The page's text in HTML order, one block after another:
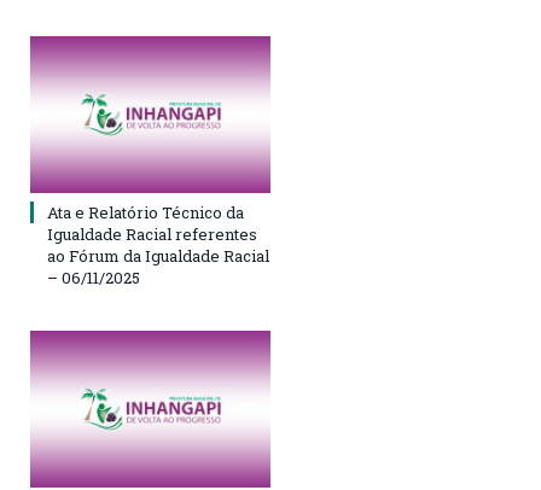
Ata e Relatório Técnico da
Igualdade Racial referentes
ao Fórum da Igualdade Racial
– 06/11/2025